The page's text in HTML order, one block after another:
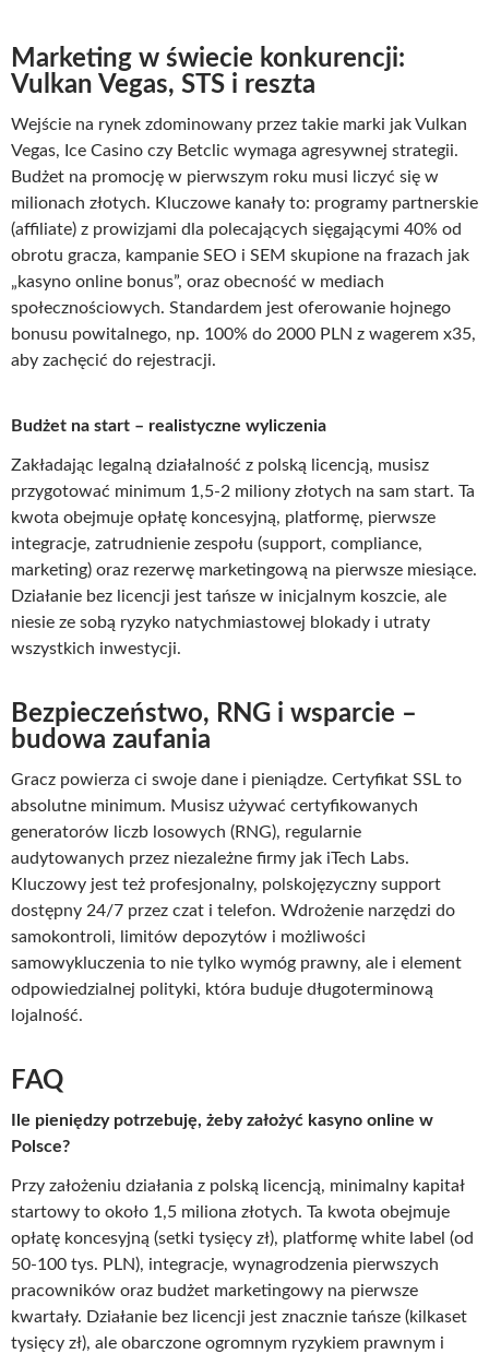
Marketing w świecie konkurencji:
Vulkan Vegas, STS i reszta
Wejście na rynek zdominowany przez takie marki jak Vulkan
Vegas, Ice Casino czy Betclic wymaga agresywnej strategii.
Budżet na promocję w pierwszym roku musi liczyć się w
milionach złotych. Kluczowe kanały to: programy partnerskie
(affiliate) z prowizjami dla polecających sięgającymi 40% od
obrotu gracza, kampanie SEO i SEM skupione na frazach jak
„kasyno online bonus”, oraz obecność w mediach
społecznościowych. Standardem jest oferowanie hojnego
bonusu powitalnego, np. 100% do 2000 PLN z wagerem x35,
aby zachęcić do rejestracji.
Budżet na start – realistyczne wyliczenia
Zakładając legalną działalność z polską licencją, musisz
przygotować minimum 1,5-2 miliony złotych na sam start. Ta
kwota obejmuje opłatę koncesyjną, platformę, pierwsze
integracje, zatrudnienie zespołu (support, compliance,
marketing) oraz rezerwę marketingową na pierwsze miesiące.
Działanie bez licencji jest tańsze w inicjalnym koszcie, ale
niesie ze sobą ryzyko natychmiastowej blokady i utraty
wszystkich inwestycji.
Bezpieczeństwo, RNG i wsparcie –
budowa zaufania
Gracz powierza ci swoje dane i pieniądze. Certyfikat SSL to
absolutne minimum. Musisz używać certyfikowanych
generatorów liczb losowych (RNG), regularnie
audytowanych przez niezależne firmy jak iTech Labs.
Kluczowy jest też profesjonalny, polskojęzyczny support
dostępny 24/7 przez czat i telefon. Wdrożenie narzędzi do
samokontroli, limitów depozytów i możliwości
samowykluczenia to nie tylko wymóg prawny, ale i element
odpowiedzialnej polityki, która buduje długoterminową
lojalność.
FAQ
Ile pieniędzy potrzebuję, żeby założyć kasyno online w
Polsce?
Przy założeniu działania z polską licencją, minimalny kapitał
startowy to około 1,5 miliona złotych. Ta kwota obejmuje
opłatę koncesyjną (setki tysięcy zł), platformę white label (od
50-100 tys. PLN), integracje, wynagrodzenia pierwszych
pracowników oraz budżet marketingowy na pierwsze
kwartały. Działanie bez licencji jest znacznie tańsze (kilkaset
tysięcy zł), ale obarczone ogromnym ryzykiem prawnym i